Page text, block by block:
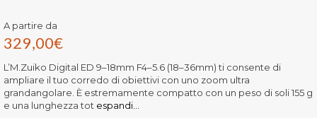
A partire da
329,00€
L’M.Zuiko Digital ED 9–18mm F4–5.6 (18–36mm) ti consente di
ampliare il tuo corredo di obiettivi con uno zoom ultra
grandangolare. È estremamente compatto con un peso di soli 155 g
e una lunghezza tot espandi...